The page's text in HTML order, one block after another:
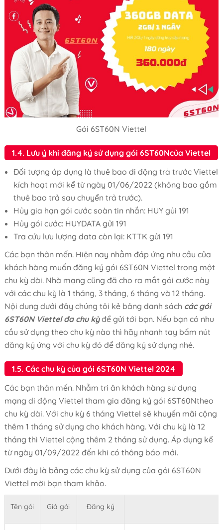
Gói 6ST60N Viettel
1.4. Lưu ý khi đăng ký sử dụng gói 6ST60Ncủa Viettel
Đối tượng áp dụng là thuê bao di động trả trước Viettel
kích hoạt mới kể từ ngày 01/06/2022 (không bao gồm
thuê bao trả sau chuyển trả trước).
Hủy gia hạn gói cước soàn tin nhắn: HUY gủi 191
Hủy gói cước: HUYDATA gửi 191
Tra cứu lưu lượng data còn lại: KTTK gửi 191
Các bạn thân mến. Hiện nay nhằm đáp ứng nhu cầu của
khách hàng muốn đăng ký gói 6ST60N Viettel trong một
chu kỳ dài. Nhà mạng cũng đã cho ra mắt gói cước này
với các chu kỳ là 1 tháng, 3 tháng, 6 tháng và 12 tháng.
Nội dung dưới đây chúng tôi kẻ bảng danh sách các gói
6ST60N Viettel đa chu kỳđể gửi tới bạn. Nếu bạn có nhu
cầu sử dụng theo chu kỳ nào thì hãy nhanh tay bấm nút
đăng ký ứng với chu kỳ đó để đăng ký sử dụng nhé.
1.5. Các chu kỳ của gói 6ST60N Viettel 2024
Các bạn thân mến. Nhằm tri ân khách hàng sử dụng
mạng di động Viettel tham gia đăng ký gói 6ST60Ntheo
chu kỳ dài. Với chu kỳ 6 tháng Viettel sẽ khuyến mãi cộng
thêm 1 tháng sử dụng cho khách hàng. Với chu kỳ là 12
tháng thì Viettel cộng thêm 2 tháng sử dụng. Áp dụng kể
từ ngày 01/09/2022 đến khi có thông báo mới.
Dưới đây là bảng các chu kỳ sử dụng của gói 6ST60N
Viettel mời bạn tham khảo.
Tên gói Giá gói Đăng ký